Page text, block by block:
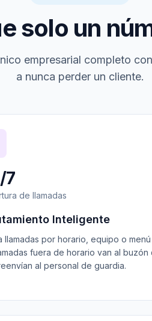
solo un
empresarial completo
a nunca perder un cliente.
7
de llamadas
Inteligente
llamadas por horario, equipo o menú
fuera de horario van al buzón
al personal de guardia.